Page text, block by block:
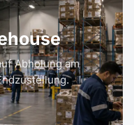
Abholung am